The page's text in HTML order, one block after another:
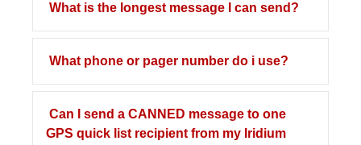
What is the longest message I can send?
What phone or pager number do i use?
Can I send a CANNED message to one
GPS quick list recipient from my Iridium